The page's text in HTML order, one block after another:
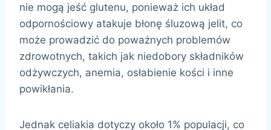
nie mogą jeść glutenu, ponieważ ich układ
odpornościowy atakuje błonę śluzową jelit, co
może prowadzić do poważnych problemów
zdrowotnych, takich jak niedobory składników
odżywczych, anemia, osłabienie kości i inne
powikłania.
Jednak celiakia dotyczy około 1% populacji, co